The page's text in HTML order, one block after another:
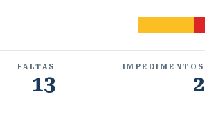
FALTAS
13
IMPEDIMENTOS
2